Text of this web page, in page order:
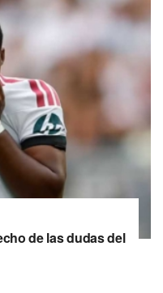
de las dudas del